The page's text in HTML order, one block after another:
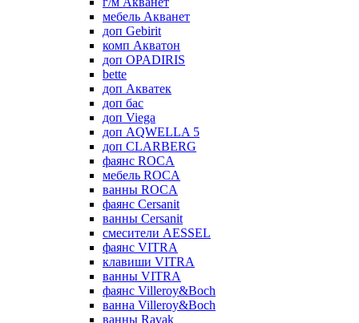
мебель Акванет
доп Gebirit
комп Акватон
доп OPADIRIS
bette
доп Акватек
доп бас
доп Viega
доп AQWELLA 5
доп CLARBERG
фаянс ROCA
мебель ROCA
ванны ROCA
фаянс Cersanit
ванны Cersanit
смесители AESSEL
фаянс VITRA
клавиши VITRA
ванны VITRA
фаянс Villeroy&Boch
ванна Villeroy&Boch
ванны Ravak